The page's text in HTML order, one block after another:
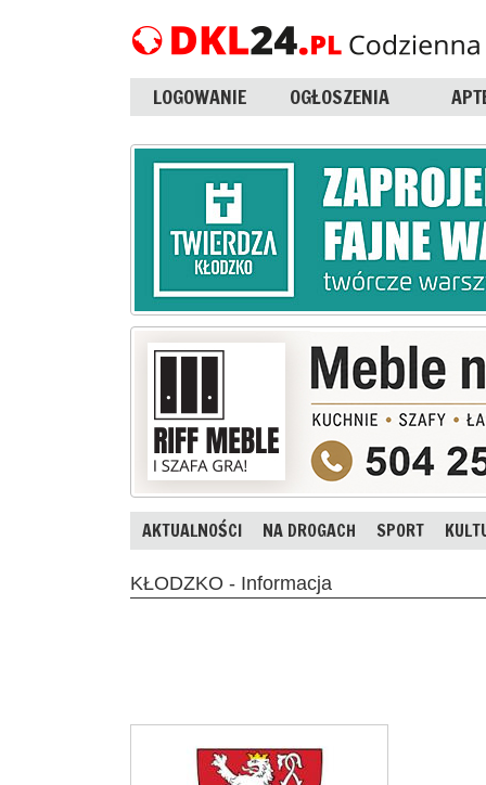
LOGOWANIE OGŁOSZENIA
AKTUALNOŚCI NA DROGACH SPORT
KŁODZKO - Informacja